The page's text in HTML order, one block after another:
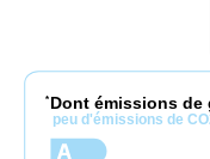
* Dont émissions de
peu d'émissions de